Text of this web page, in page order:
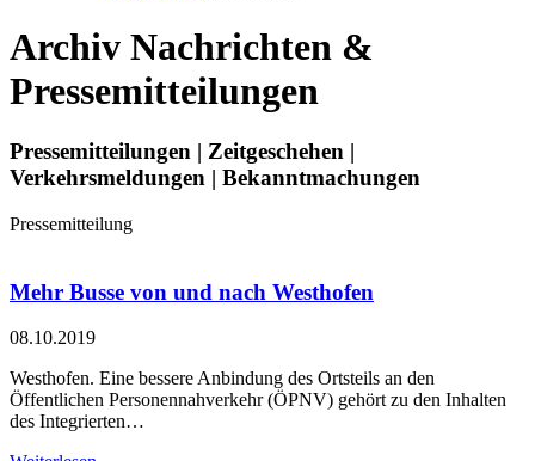
Archiv Nachrichten &
Pressemitteilungen
Pressemitteilungen | Zeitgeschehen |
Verkehrsmeldungen | Bekanntmachungen
Pressemitteilung
Mehr Busse von und nach Westhofen
08.10.2019
Westhofen. Eine bessere Anbindung des Ortsteils an den
Öffentlichen Personennahverkehr (ÖPNV) gehört zu den Inhalten
des Integrierten…